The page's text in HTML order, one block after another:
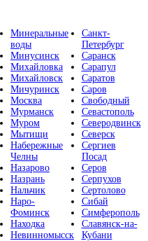
Минеральные
воды
Минусинск
Михайловка
Михайловск
Мичуринск
Москва
Мурманск
Муром
Мытищи
Набережные
Челны
Назарово
Назрань
Нальчик
Наро-
Фоминск
Находка
Невинномысск
Санкт-
Петербург
Саранск
Сарапул
Саратов
Саров
Свободный
Севастополь
Северодвинск
Северск
Сергиев
Посад
Серов
Серпухов
Сертолово
Сибай
Симферополь
Славянск-на-
Кубани